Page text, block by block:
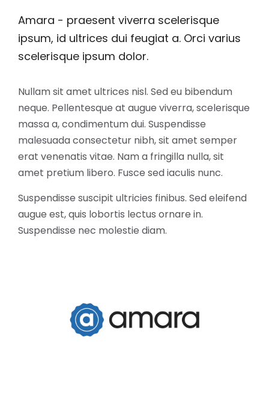
Amara - praesent viverra scelerisque
ipsum, id ultrices dui feugiat a. Orci varius
scelerisque ipsum dolor.
Nullam sit amet ultrices nisl. Sed eu bibendum
neque. Pellentesque at augue viverra, scelerisque
massa a, condimentum dui. Suspendisse
malesuada consectetur nibh, sit amet semper
erat venenatis vitae. Nam a fringilla nulla, sit
amet pretium libero. Fusce sed iaculis nunc.
Suspendisse suscipit ultricies finibus. Sed eleifend
augue est, quis lobortis lectus ornare in.
Suspendisse nec molestie diam.